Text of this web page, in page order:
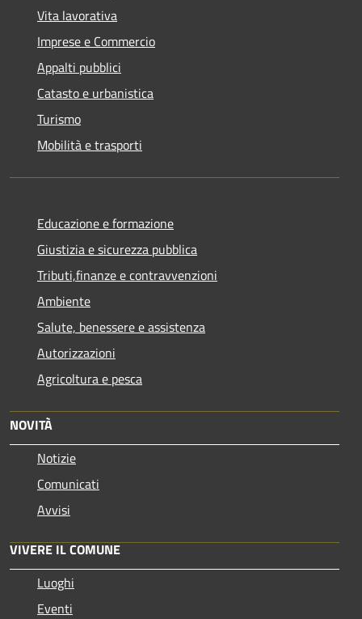
Vita lavorativa
Imprese e Commercio
Appalti pubblici
Catasto e urbanistica
Turismo
Mobilità e trasporti
Educazione e formazione
Giustizia e sicurezza pubblica
Tributi,finanze e contravvenzioni
Ambiente
Salute, benessere e assistenza
Autorizzazioni
Agricoltura e pesca
NOVITÀ
Notizie
Comunicati
Avvisi
VIVERE IL COMUNE
Luoghi
Eventi